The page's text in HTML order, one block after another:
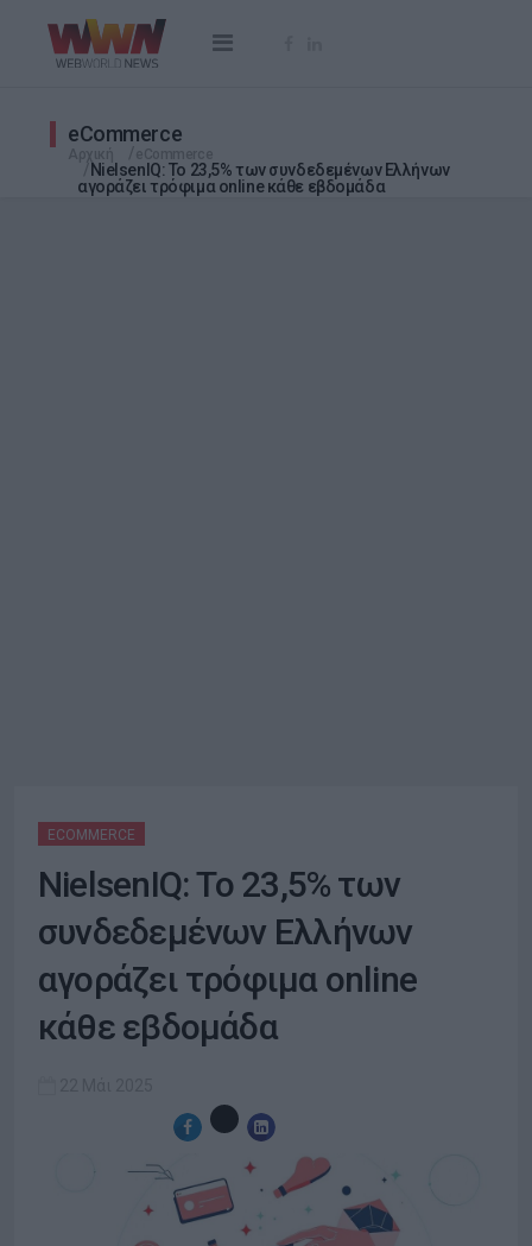
eCommerce
NielsenIQ: Το 23,5% των συνδεδεμένων Ελλήνων
αγοράζει τρόφιμα online κάθε εβδομάδα
ECOMMERCE
NielsenIQ: Το 23,5% των
συνδεδεμένων Ελλήνων
αγοράζει τρόφιμα online
κάθε εβδομάδα